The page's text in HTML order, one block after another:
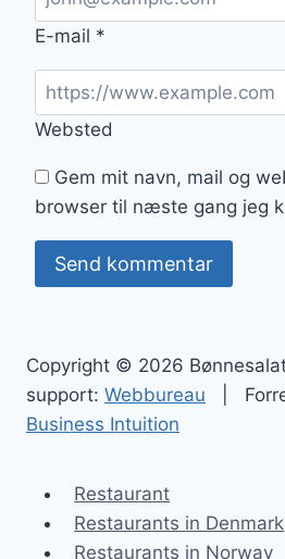
E-mail *
Websted
Gem mit navn, mail og
browser til næste gang jeg
Copyright © 2026
support: Webbureau |
Business Intuition
Restaurant
Restaurants in Denmark
Restaurants in Norway